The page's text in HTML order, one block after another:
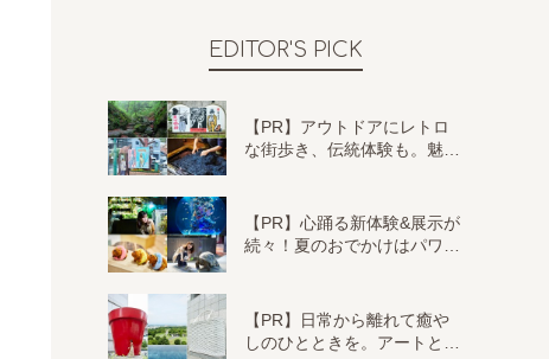
EDITOR'S PICK
【PR】アウトドアにレトロ
な街歩き、伝統体験も。魅…
【PR】心踊る新体験&展示が
続々！夏のおでかけはパワ…
【PR】日常から離れて癒や
しのひとときを。アートと…